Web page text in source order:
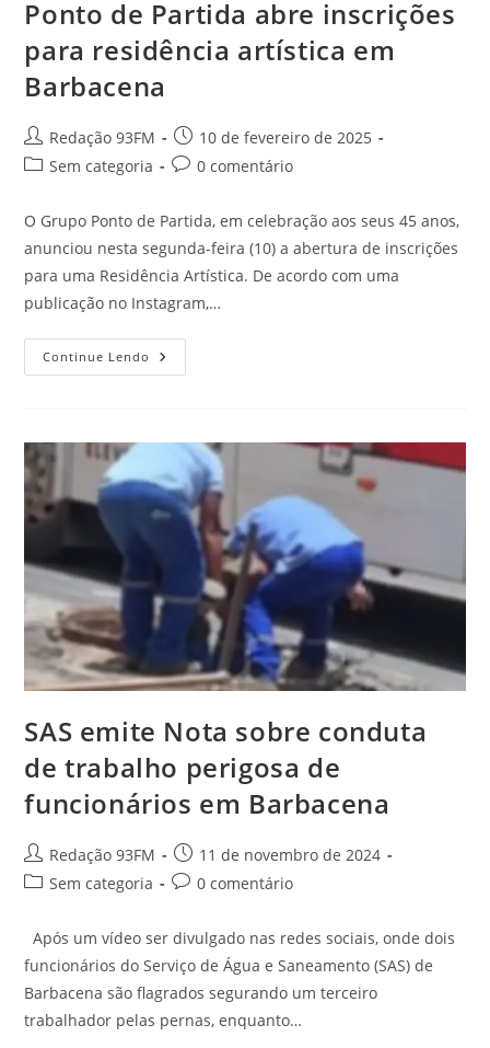
Ponto de Partida abre inscrições
para residência artística em
Barbacena
Redação 93FM
10 de fevereiro de 2025
Sem categoria
0 comentário
O Grupo Ponto de Partida, em celebração aos seus 45 anos,
anunciou nesta segunda-feira (10) a abertura de inscrições
para uma Residência Artística. De acordo com uma
publicação no Instagram,…
Continue Lendo
SAS emite Nota sobre conduta
de trabalho perigosa de
funcionários em Barbacena
Redação 93FM
11 de novembro de 2024
Sem categoria
0 comentário
Após um vídeo ser divulgado nas redes sociais, onde dois
funcionários do Serviço de Água e Saneamento (SAS) de
Barbacena são flagrados segurando um terceiro
trabalhador pelas pernas, enquanto…